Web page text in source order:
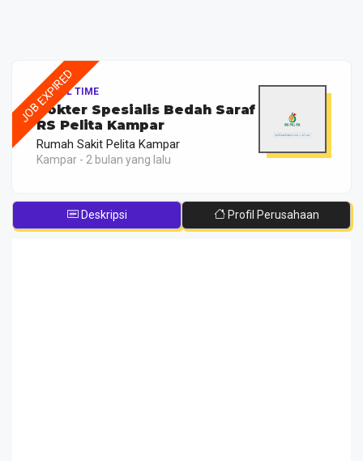
JOB EXPIRED
FULL TIME
Dokter Spesialis Bedah Saraf
RS Pelita Kampar
Rumah Sakit Pelita Kampar
Kampar - 2 bulan yang lalu
Deskripsi Profil Perusahaan